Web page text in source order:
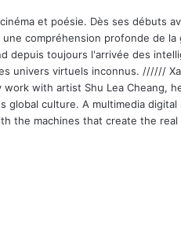
et poésie. Dès ses débuts
compréhension profonde de la
toujours l'arrivée des
univers virtuels inconnus. //////
with artist Shu Lea Cheang,
culture. A multimedia digital
the machines that create the